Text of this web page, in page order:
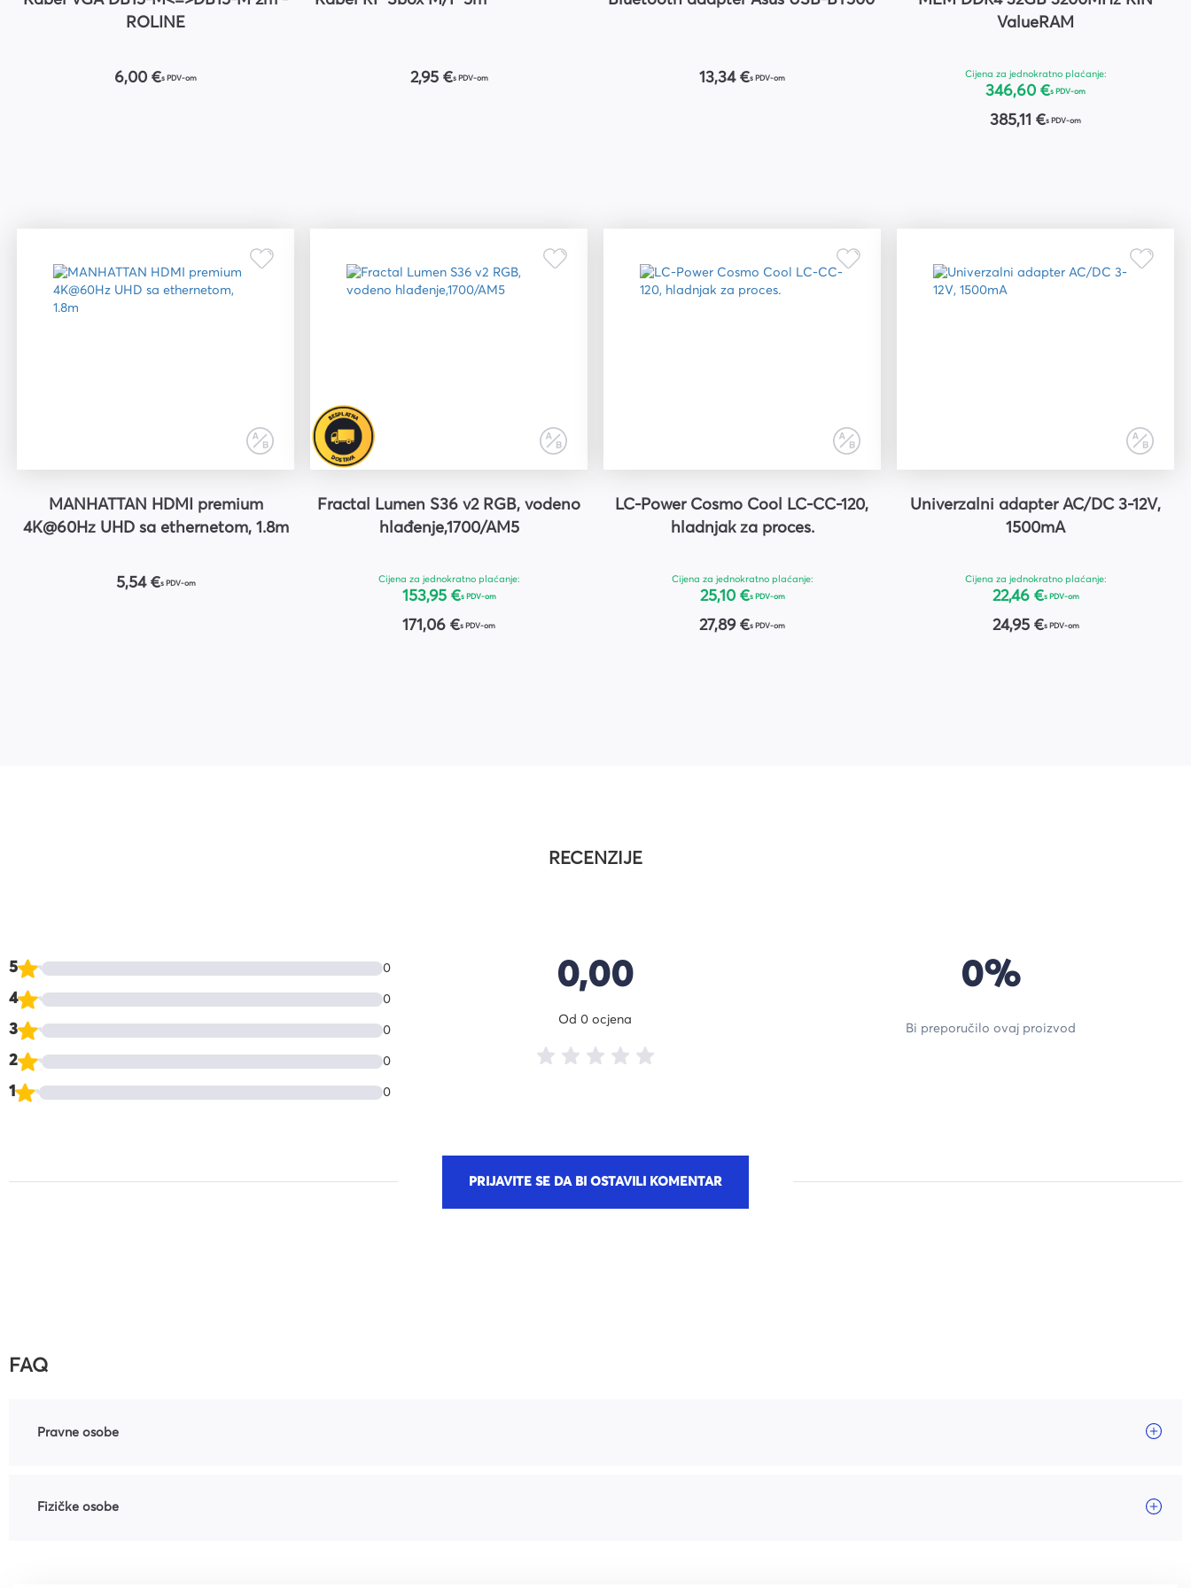
ROLINE
6,00 €s PDV-om 2,95 €s PDV-om 13,34 €s PDV-om
ValueRAM
Cijena za jednokratno plaćanje:
346,60 €s PDV-om
385,11 €s PDV-om
MANHATTAN HDMI premium
4K@60Hz UHD sa ethernetom, 1.8m
5,54 €s PDV-om
Fractal Lumen S36 v2 RGB, vodeno
hlađenje,1700/AM5
Cijena za jednokratno plaćanje:
153,95 €s PDV-om
171,06 €s PDV-om
LC-Power Cosmo Cool LC-CC-120,
hladnjak za proces.
Cijena za jednokratno plaćanje:
25,10 €s PDV-om
27,89 €s PDV-om
Univerzalni adapter AC/DC 3-12V,
1500mA
Cijena za jednokratno plaćanje:
22,46 €s PDV-om
24,95 €s PDV-om
RECENZIJE
5 0
4 0
3 0
2 0
1 0
0,00
Od 0 ocjena
0%
Bi preporučilo ovaj proizvod
PRIJAVITE SE DA BI OSTAVILI KOMENTAR
FAQ
Pravne osobe
Fizičke osobe